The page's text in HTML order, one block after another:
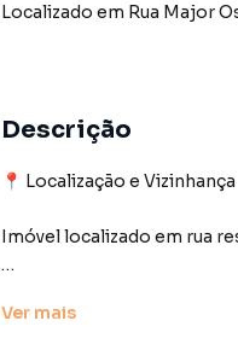
Localizado em Rua Major
Descrição
📍 Localização e Vizinhança
Imóvel localizado em rua
Ver mais